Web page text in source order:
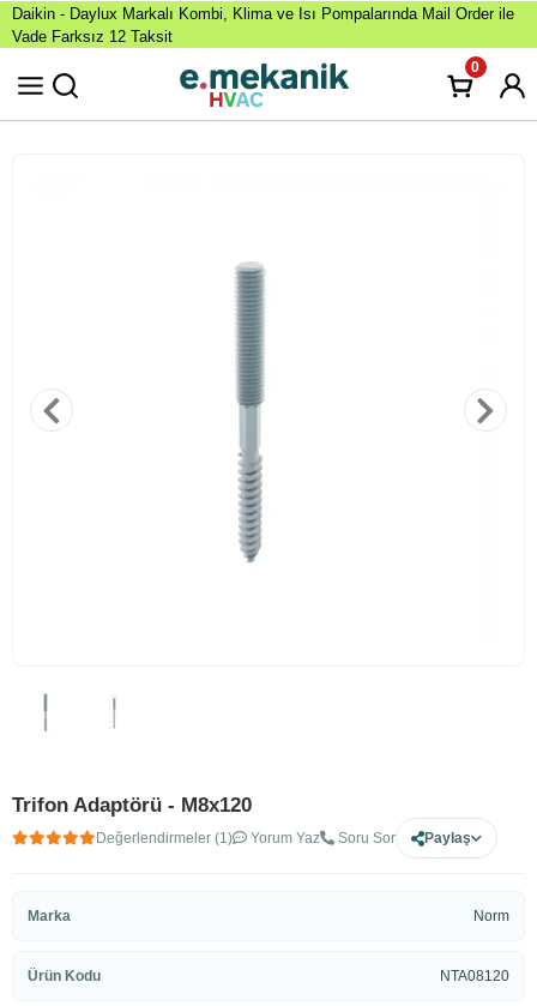
Daikin - Daylux Markalı Kombi, Klima ve Isı Pompalarında Mail Order ile
Vade Farksız 12 Taksit
0
Trifon Adaptörü - M8x120
Değerlendirmeler (1) Yorum Yaz Soru Sor Paylaş
Marka Norm
Ürün Kodu NTA08120